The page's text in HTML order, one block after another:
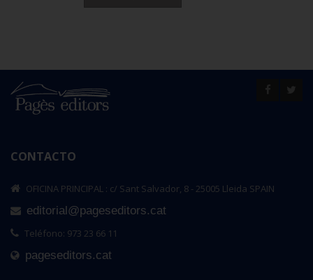
CONTACTO
OFICINA PRINCIPAL : c/ Sant Salvador, 8 - 25005 Lleida SPAIN
editorial@pageseditors.cat
Teléfono: 973 23 66 11
pageseditors.cat